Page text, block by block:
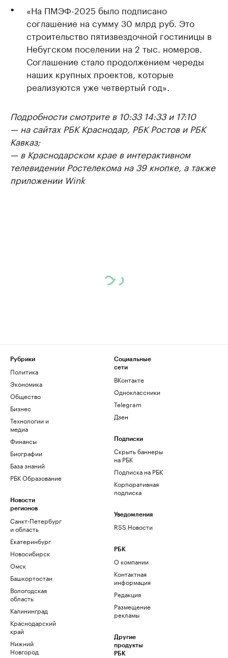
«На ПМЭФ-2025 было подписано
соглашение на сумму 30 млрд руб. Это
строительство пятизвездочной гостиницы в
Небугском поселении на 2 тыс. номеров.
Соглашение стало продолжением череды
наших крупных проектов, которые
реализуются уже четвертый год».
Подробности смотрите в 10:33 14:33 и 17:10
— на сайтах РБК Краснодар, РБК Ростов и РБК
Кавказ;
— в Краснодарском крае в интерактивном
телевидении Ростелекома на 39 кнопке, а также
приложении Wink
Рубрики
Политика
Экономика
Общество
Бизнес
Технологии и
медиа
Финансы
Биографии
База знаний
РБК Образование
Новости
регионов
Санкт-Петербург
и область
Екатеринбург
Новосибирск
Омск
Башкортостан
Вологодская
область
Калининград
Краснодарский
край
Нижний
Новгород
Социальные
сети
ВКонтакте
Одноклассники
Telegram
Дзен
Подписки
Скрыть баннеры
на РБК
Подписка на РБК
Корпоративная
подписка
Уведомления
RSS Новости
РБК
О компании
Контактная
информация
Редакция
Размещение
рекламы
Другие
продукты
РБК